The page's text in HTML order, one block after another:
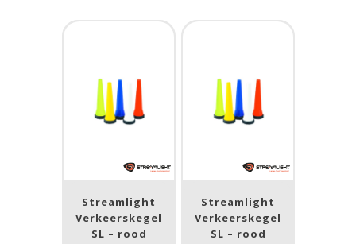
Streamlight
Verkeerskegel
SL – rood
Streamlight
Verkeerskegel
SL – rood